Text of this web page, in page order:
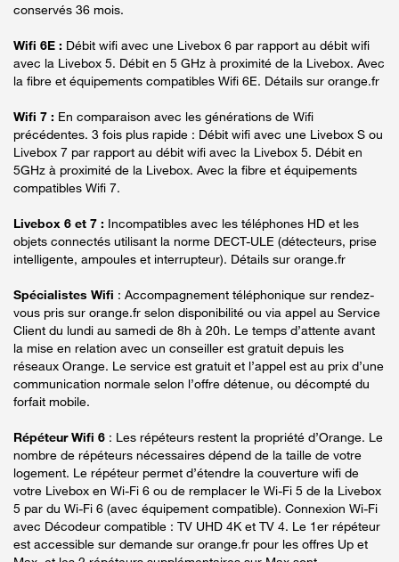
conservés 36 mois.
Wifi 6E : Débit wifi avec une Livebox 6 par rapport au débit wifi
avec la Livebox 5. Débit en 5 GHz à proximité de la Livebox. Avec
la fibre et équipements compatibles Wifi 6E. Détails sur orange.fr
Wifi 7 : En comparaison avec les générations de Wifi
précédentes. 3 fois plus rapide : Débit wifi avec une Livebox S ou
Livebox 7 par rapport au débit wifi avec la Livebox 5. Débit en
5GHz à proximité de la Livebox. Avec la fibre et équipements
compatibles Wifi 7.
Livebox 6 et 7 : Incompatibles avec les téléphones HD et les
objets connectés utilisant la norme DECT-ULE (détecteurs, prise
intelligente, ampoules et interrupteur). Détails sur orange.fr
Spécialistes Wifi : Accompagnement téléphonique sur rendez-
vous pris sur orange.fr selon disponibilité ou via appel au Service
Client du lundi au samedi de 8h à 20h. Le temps d’attente avant
la mise en relation avec un conseiller est gratuit depuis les
réseaux Orange. Le service est gratuit et l’appel est au prix d’une
communication normale selon l’offre détenue, ou décompté du
forfait mobile.
Répéteur Wifi 6 : Les répéteurs restent la propriété d’Orange. Le
nombre de répéteurs nécessaires dépend de la taille de votre
logement. Le répéteur permet d’étendre la couverture wifi de
votre Livebox en Wi-Fi 6 ou de remplacer le Wi-Fi 5 de la Livebox
5 par du Wi-Fi 6 (avec équipement compatible). Connexion Wi-Fi
avec Décodeur compatible : TV UHD 4K et TV 4. Le 1er répéteur
est accessible sur demande sur orange.fr pour les offres Up et